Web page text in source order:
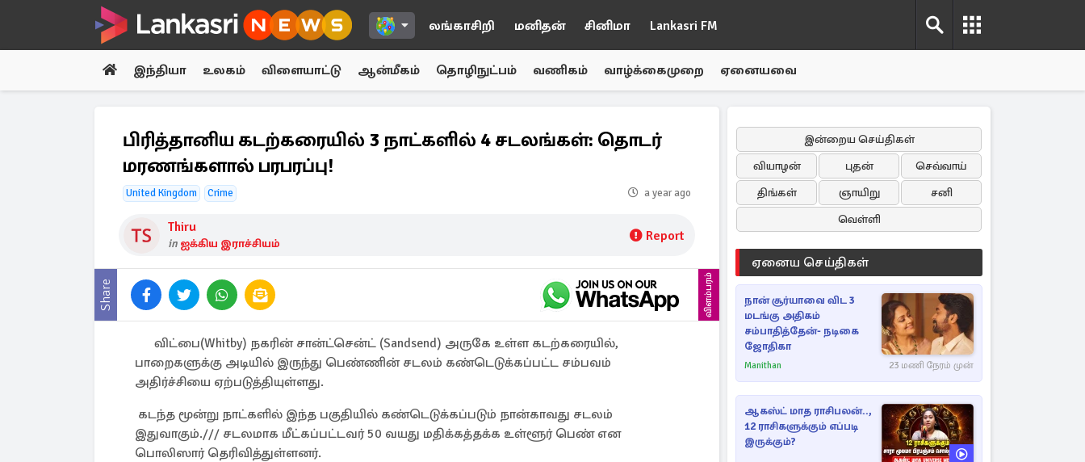
லங்காசிறி மனிதன் சினிமா Lankasri FM
இந்தியா உலகம் விளையாட்டு ஆன்மீகம் தொழிநுட்பம் வணிகம் வாழ்க்கைமுறை ஏனையவை
பிரித்தானிய கடற்கரையில் 3 நாட்களில் 4 சடலங்கள்: தொடர்
மரணங்களால் பரபரப்பு!
United Kingdom Crime a year ago
Thiru
in ஐக்கிய இராச்சியம் Report
Share விளம்பரம்
விட்பை(Whitby) நகரின் சான்ட்சென்ட் (Sandsend) அருகே உள்ள கடற்கரையில்,
பாறைகளுக்கு அடியில் இருந்து பெண்ணின் சடலம் கண்டெடுக்கப்பட்ட சம்பவம்
அதிர்ச்சியை ஏற்படுத்தியுள்ளது.
கடந்த மூன்று நாட்களில் இந்த பகுதியில் கண்டெடுக்கப்படும் நான்காவது சடலம்
இதுவாகும்./// சடலமாக மீட்கப்பட்டவர் 50 வயது மதிக்கத்தக்க உள்ளூர் பெண் என
பொலிஸார் தெரிவித்துள்ளனர்.
இன்றைய செய்திகள்
வியாழன்
புதன்
செவ்வாய்
திங்கள்
ஞாயிறு
சனி
வெள்ளி
ஏனைய செய்திகள்
நான் சூர்யாவை விட 3
மடங்கு அதிகம்
சம்பாதித்தேன்- நடிகை
ஜோதிகா
Manithan 23 மணி நேரம் முன்
ஆகஸ்ட் மாத ராசிபலன்..,
12 ராசிகளுக்கும் எப்படி
இருக்கும்?